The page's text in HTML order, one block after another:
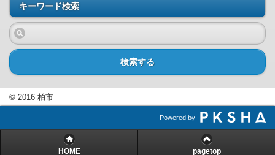
キーワード検索
検索する
© 2016 柏市
Powered by
HOME pagetop